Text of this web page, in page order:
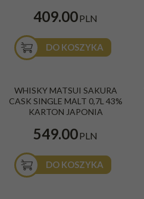
409.00PLN
DO KOSZYKA
WHISKY MATSUI SAKURA
CASK SINGLE MALT 0,7L 43%
KARTON JAPONIA
549.00PLN
DO KOSZYKA